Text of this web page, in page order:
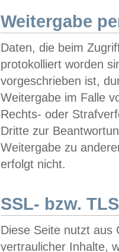
Weitergabe
Daten, die beim
protokolliert worden
vorgeschrieben ist,
Weitergabe im Falle
Rechts- oder
Dritte zur
Weitergabe zu
erfolgt nicht.
SSL- bzw.
Diese Seite nutzt aus
vertraulicher Inhalte,